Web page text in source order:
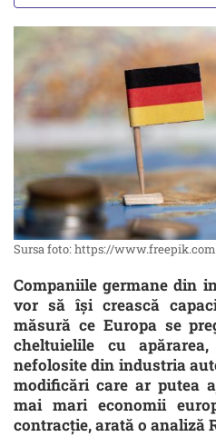
Sursa foto: https://
Companiile germane din
vor să îşi crească
măsură ce Europa se
cheltuielile cu
nefolosite din industria
modificări care ar putea
mai mari economii
contracţie, arată o analiză